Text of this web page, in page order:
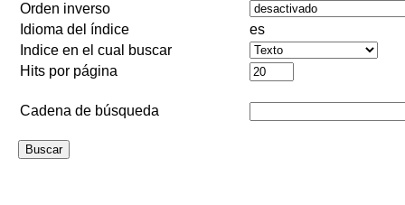
Orden inverso
Idioma del índice
es
Indice en el cual buscar
Hits por página
Cadena de búsqueda